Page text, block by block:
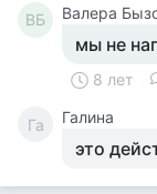
ВБ Валера
мы не
8 лет
Га Галина
это